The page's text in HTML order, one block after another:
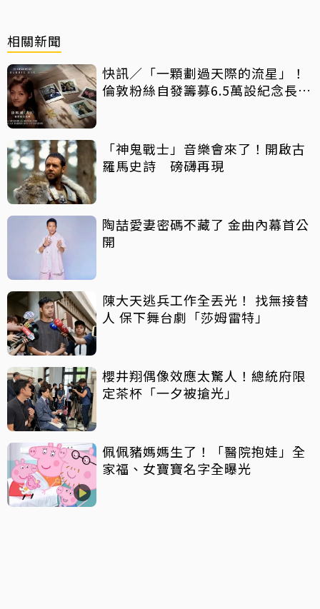
相關新聞
快訊／「一顆劃過天際的流星」！
倫敦粉絲自發籌募6.5萬設紀念長椅
「神鬼戰士」音樂會來了！開啟古
羅馬史詩 磅礴再現
陶喆愛妻密碼不藏了 金曲內幕首公
開
陳大天逃兵工作全丟光！ 找無接替
人 保下舞台劇「莎姆雷特」
櫻井翔偶像效應太驚人！總統府限
定茶杯「一夕被搶光」
佩佩豬媽媽生了！「醫院抱娃」全
家福、女寶寶名字全曝光